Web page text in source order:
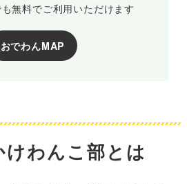
無料でご利用いただけます
おでわんMAP
けわんこ部とは